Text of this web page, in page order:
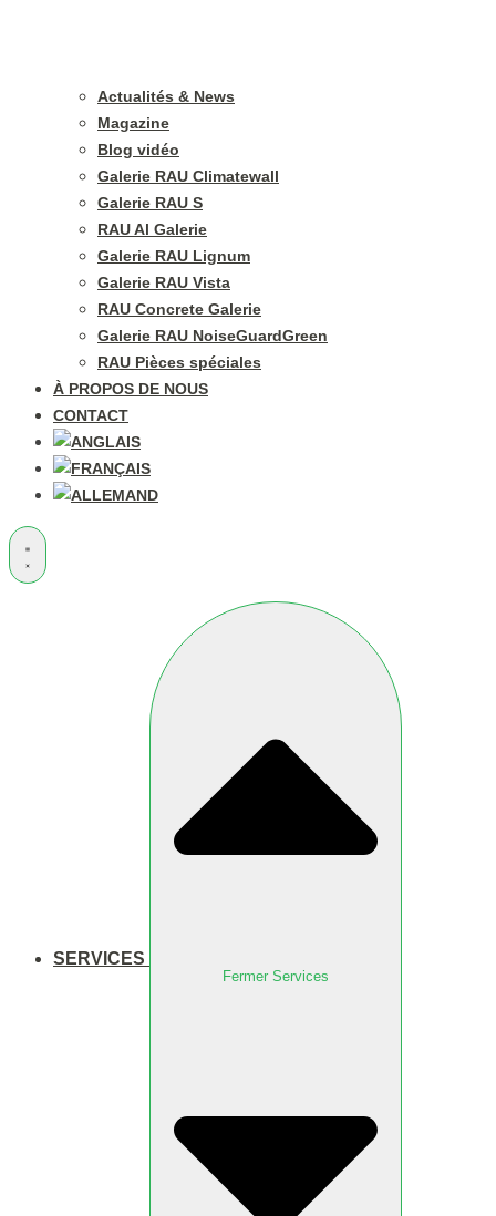
Actualités & News
Magazine
Blog vidéo
Galerie RAU Climatewall
Galerie RAU S
RAU Al Galerie
Galerie RAU Lignum
Galerie RAU Vista
RAU Concrete Galerie
Galerie RAU NoiseGuardGreen
RAU Pièces spéciales
À PROPOS DE NOUS
CONTACT
SERVICES
Fermer Services